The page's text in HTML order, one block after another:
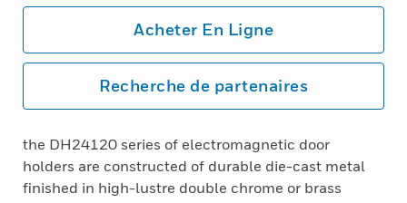
Acheter En Ligne
Recherche de partenaires
the DH24120 series of electromagnetic door
holders are constructed of durable die-cast metal
finished in high-lustre double chrome or brass